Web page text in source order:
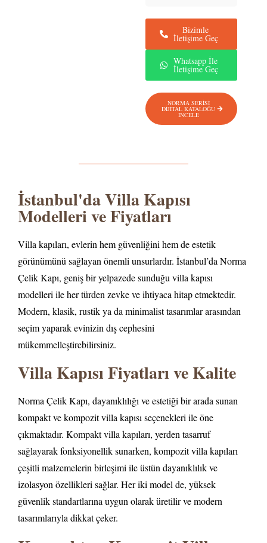
Bizimle
İletişime Geç
Whatsapp İle
İletişime Geç
NORMA SERİSİ
DİJİTAL KATALOĞU
İNCELE
İstanbul'da Villa Kapısı
Modelleri ve Fiyatları
Villa kapıları, evlerin hem güvenliğini hem de estetik
görünümünü sağlayan önemli unsurlardır. İstanbul’da Norma
Çelik Kapı, geniş bir yelpazede sunduğu villa kapısı
modelleri ile her türden zevke ve ihtiyaca hitap etmektedir.
Modern, klasik, rustik ya da minimalist tasarımlar arasından
seçim yaparak evinizin dış cephesini
mükemmelleştirebilirsiniz.
Villa Kapısı Fiyatları ve Kalite
Norma Çelik Kapı, dayanıklılığı ve estetiği bir arada sunan
kompakt ve kompozit villa kapısı seçenekleri ile öne
çıkmaktadır. Kompakt villa kapıları, yerden tasarruf
sağlayarak fonksiyonellik sunarken, kompozit villa kapıları
çeşitli malzemelerin birleşimi ile üstün dayanıklılık ve
izolasyon özellikleri sağlar. Her iki model de, yüksek
güvenlik standartlarına uygun olarak üretilir ve modern
tasarımlarıyla dikkat çeker.